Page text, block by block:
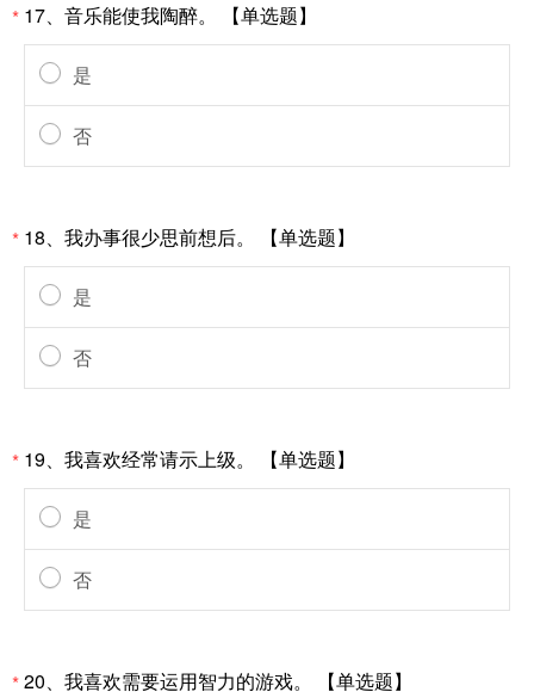
* 17、音乐能使我陶醉。 【单选题】
是
否
* 18、我办事很少思前想后。 【单选题】
是
否
* 19、我喜欢经常请示上级。 【单选题】
是
否
*20、我喜欢需要运用智力的游戏。 【单选题】